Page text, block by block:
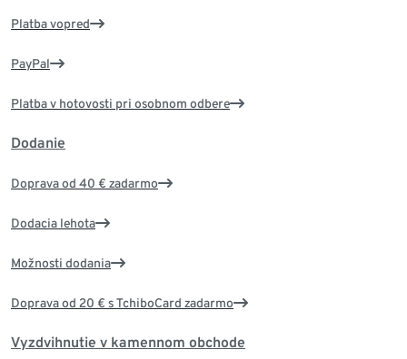
Platba vopred
PayPal
Platba v hotovosti pri osobnom odbere
Dodanie
Doprava od 40 € zadarmo
Dodacia lehota
Možnosti dodania
Doprava od 20 € s TchiboCard zadarmo
Vyzdvihnutie v kamennom obchode